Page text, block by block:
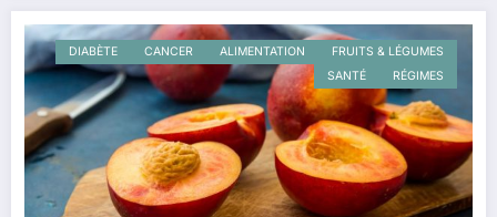
FRUITS & LÉGUMES
ALIMENTATION
CANCER
DIABÈTE
RÉGIMES
SANTÉ